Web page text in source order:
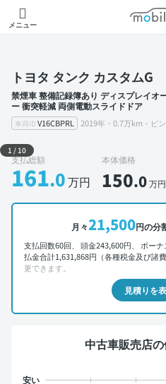
メニュー
トヨタ タンク カスタムG
禁煙車 整備記録簿あり ディスプレイオ
ー 衝突軽減 両側電動スライドドア
車両ID V16CBPRL 2019年・0.7万km・ピ
外装 左前
1 /10
支払総額
161.0万円
本体価格
150.0万円
月々21,500円の分
支払回数60回、 頭金243,600円、 ボー
払金合計1,631,868円（各種税金及び諸
更できます。
見積りを
中古車販売店